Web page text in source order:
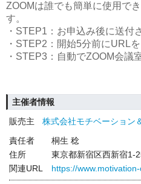
ZOOMは誰でも簡単に使用で
す。
・STEP1：お申込み後に送付
・STEP2：開始5分前にURL
・STEP3：自動でZOOM会議
主催者情報
販売主
株式会社モチベーション
責任者
桐生 稔
住所
東京都新宿区西新宿1-
関連URL
https://